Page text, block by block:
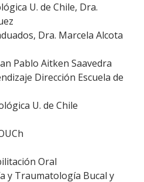
U. de Chile, Dra.
Dra. Marcela Alcota
Pablo Aitken Saavedra
Dirección Escuela de
U. de Chile
Oral
y Traumatología Bucal y